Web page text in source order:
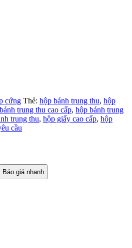
cứng Thẻ: hộp bánh trung thu, hộp
trung thu cao cấp, hộp bánh trung
trung thu, hộp giấy cao cấp, hộp
cầu
Báo giá nhanh